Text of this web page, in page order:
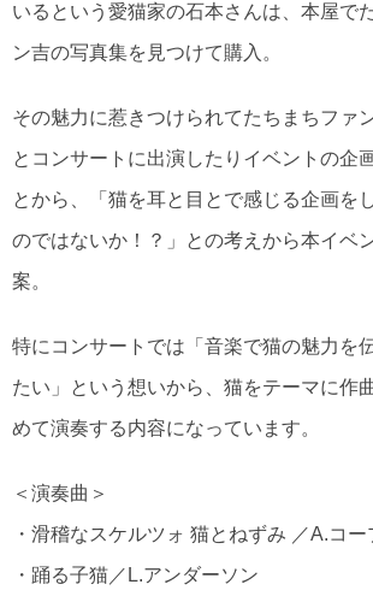
いるという愛猫家の石本さんは、本屋で
ン吉の写真集を見つけて購入。
その魅力に惹きつけられてたちまちファ
とコンサートに出演したりイベントの企
とから、「猫を耳と目とで感じる企画を
のではないか！？」との考えから本イベ
案。
特にコンサートでは「音楽で猫の魅力を
たい」という想いから、猫をテーマに作
めて演奏する内容になっています。
＜演奏曲＞
・滑稽なスケルツォ 猫とねずみ ／A.コー
・踊る子猫／L.アンダーソン